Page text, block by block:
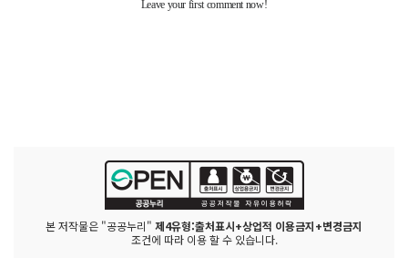
본 저작물은 "공공누리" 제4유형:출처표시+상업적 이용금지+변경금지
조건에 따라 이용 할 수 있습니다.